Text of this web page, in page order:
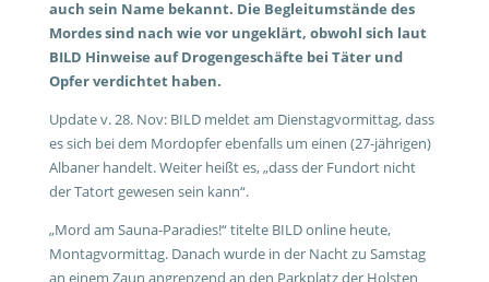
auch sein Name bekannt. Die Begleitumstände des
Mordes sind nach wie vor ungeklärt, obwohl sich laut
BILD Hinweise auf Drogengeschäfte bei Täter und
Opfer verdichtet haben.
Update v. 28. Nov: BILD meldet am Dienstagvormittag, dass
es sich bei dem Mordopfer ebenfalls um einen (27-jährigen)
Albaner handelt. Weiter heißt es, „dass der Fundort nicht
der Tatort gewesen sein kann“.
„Mord am Sauna-Paradies!“ titelte BILD online heute,
Montagvormittag. Danach wurde in der Nacht zu Samstag
an einem Zaun angrenzend an den Parkplatz der Holsten